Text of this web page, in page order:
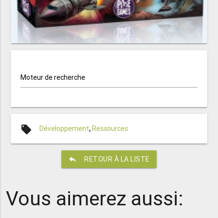
Moteur de recherche
local_offer Développement, Ressources
reply RETOUR À LA LISTE
Vous aimerez aussi: